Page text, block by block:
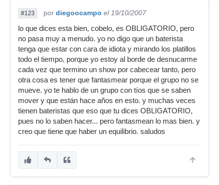
#123 por diegoocampo el 19/10/2007
lo que dices esta bien, cobelo, es OBLIGATORIO, pero
no pasa muy a menudo. yo no digo que un baterista
tenga que estar con cara de idiota y mirando los platillos
todo el tiempo, porque yo estoy al borde de desnucarme
cada vez que termino un show por cabecear tanto, pero
otra cosa es tener que fantasmear porque el grupo no se
mueve. yo te hablo de un grupo con tíos que se saben
mover y que están hace años en esto. y muchas veces
tienen bateristas que eso que tu dices OBLIGATORIO,
pues no lo saben hacer... pero fantasmean lo mas bien. y
creo que tiene que haber un equilibrio. saludos